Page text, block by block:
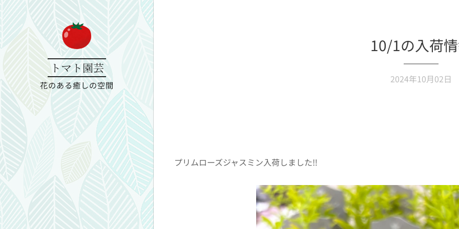
トマト園芸
花のある癒しの空間
10/1の入荷
2024年10月02日
プリムローズジャスミン入荷しました‼️